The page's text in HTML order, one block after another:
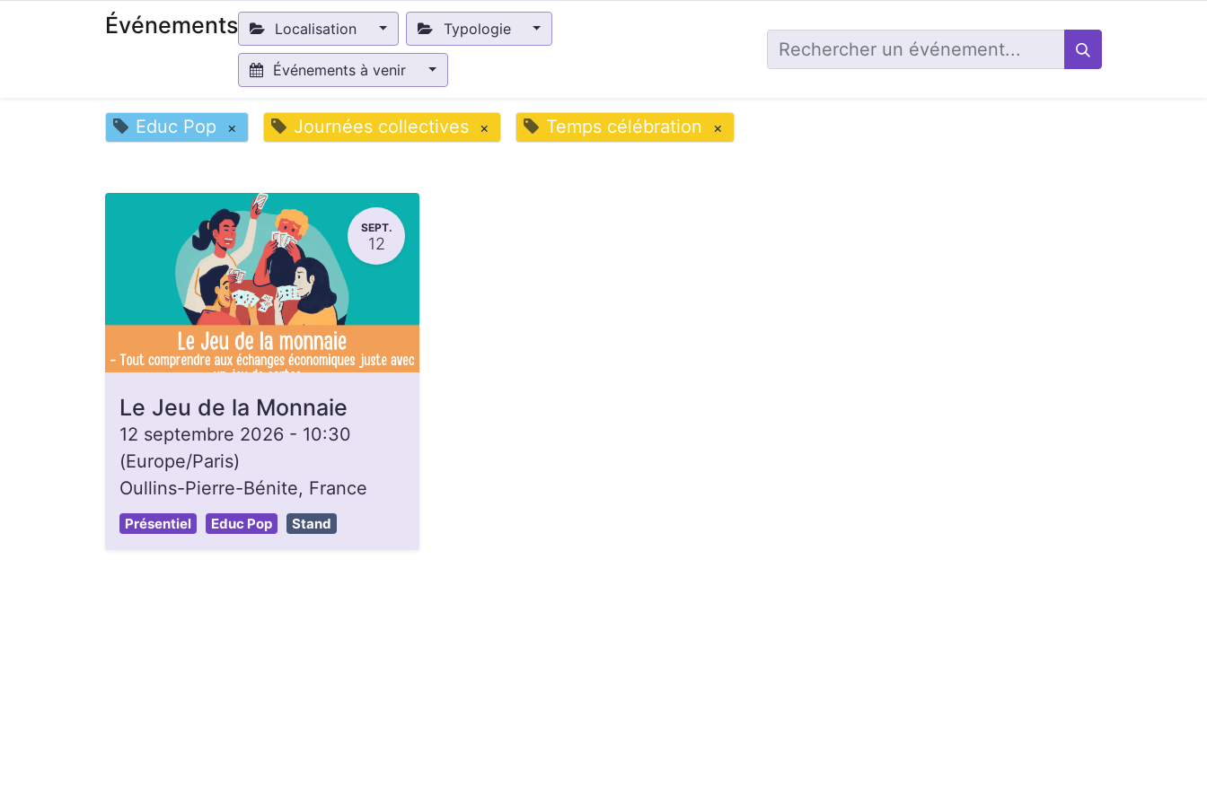
Événements Localisation Typologie
Événements à venir
Educ Pop × Journées collectives × Temps célébration ×
SEPT.
12
Le Jeu de la Monnaie
12 septembre 2026 - 10:30
(Europe/Paris)
Oullins-Pierre-Bénite, France
Présentiel Educ Pop Stand